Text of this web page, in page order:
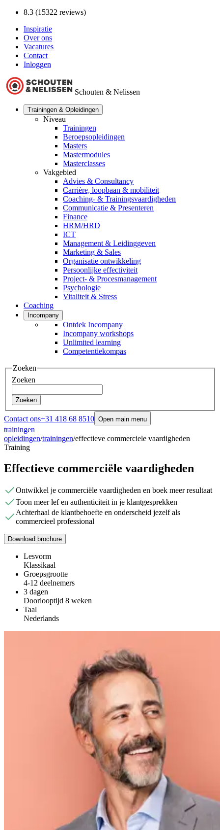
8.3 (15322 reviews)
Inspiratie
Over ons
Vacatures
Contact
Inloggen
Schouten & Nelissen
Trainingen & Opleidingen
Niveau
Trainingen
Beroepsopleidingen
Masters
Mastermodules
Masterclasses
Vakgebied
Advies & Consultancy
Carrière, loopbaan & mobiliteit
Coaching- & Trainingsvaardigheden
Communicatie & Presenteren
Finance
HRM/HRD
ICT
Management & Leidinggeven
Marketing & Sales
Organisatie ontwikkeling
Persoonlijke effectiviteit
Project- & Procesmanagement
Psychologie
Vitaliteit & Stress
Coaching
Incompany
Ontdek Incompany
Incompany workshops
Unlimited learning
Competentiekompas
Zoeken
Zoeken
Zoeken
Contact ons+31 418 68 8510 Open main menu
trainingen
opleidingen/trainingen/effectieve commerciele vaardigheden
Training
Effectieve commerciële vaardigheden
Ontwikkel je commerciële vaardigheden en boek meer resultaat
Toon meer lef en authenticiteit in je klantgesprekken
Achterhaal de klantbehoefte en onderscheid jezelf als
commercieel professional
Download brochure
Lesvorm
Klassikaal
Groepsgrootte
4-12 deelnemers
3 dagen
Doorlooptijd 8 weken
Taal
Nederlands